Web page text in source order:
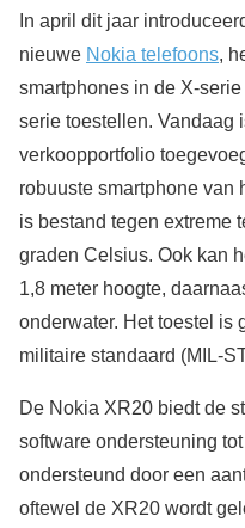
In april dit jaar
nieuwe Nokia telefoons,
smartphones in de X-
serie toestellen. Vandaag
verkoopportfolio
robuuste smartphone van
is bestand tegen extreme
graden Celsius. Ook kan
1,8 meter hoogte,
onderwater. Het toestel is
militaire standaard (MIL-
De Nokia XR20 biedt de
software ondersteuning
ondersteund door een
oftewel de XR20 wordt